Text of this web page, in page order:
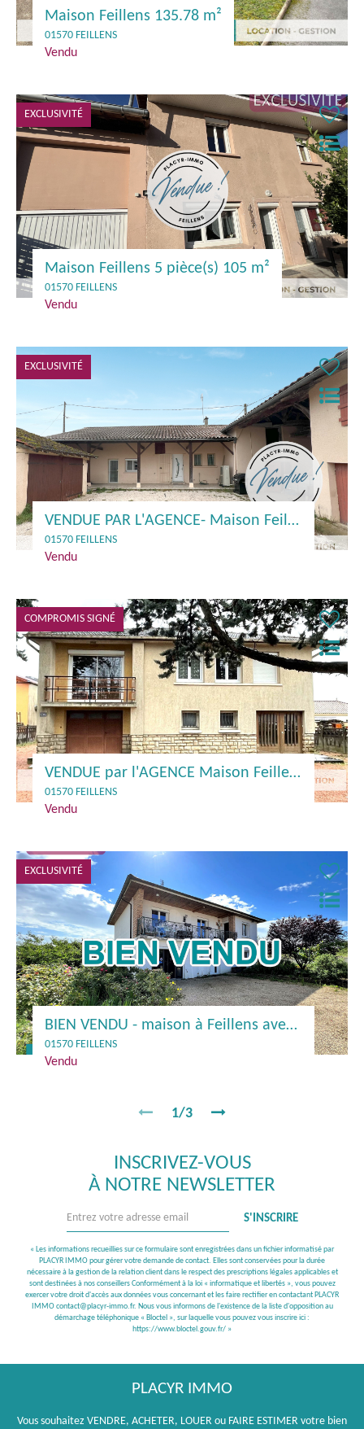
Maison Feillens 135.78 m²
01570 FEILLENS
Vendu
EXCLUSIVITÉ
Maison Feillens 5 pièce(s) 105 m²
01570 FEILLENS
Vendu
EXCLUSIVITÉ
VENDUE PAR L'AGENCE- Maison Feillens 80 m2
01570 FEILLENS
Vendu
COMPROMIS SIGNÉ
VENDUE par l'AGENCE Maison Feillens 85.51 m2
01570 FEILLENS
Vendu
EXCLUSIVITÉ
BIEN VENDU - maison à Feillens avec espace pour artisan
01570 FEILLENS
Vendu
1/3
INSCRIVEZ-VOUS
À NOTRE NEWSLETTER
S'INSCRIRE
« Les informations recueillies sur ce formulaire sont enregistrées dans un fichier informatisé par
PLACYR IMMO pour gérer votre demande de contact. Elles sont conservées pour la durée
nécessaire à la gestion de la relation client dans le respect des prescriptions légales applicables et
sont destinées à nos conseillers Conformément à la loi « informatique et libertés », vous pouvez
exercer votre droit d'accès aux données vous concernant et les faire rectifier en contactant PLACYR
IMMO contact@placyr-immo.fr. Nous vous informons de l'existence de la liste d'opposition au
démarchage téléphonique « Bloctel », sur laquelle vous pouvez vous inscrire ici :
https://www.bloctel.gouv.fr/ »
PLACYR IMMO
Vous souhaitez VENDRE, ACHETER, LOUER ou FAIRE ESTIMER votre bien